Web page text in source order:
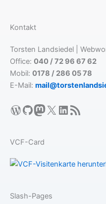
Kontakt
Torsten Landsiedel |
Office: 040 / 72 96 67 62
Mobil: 0178 / 286 05 78
E-Mail:
WordPress
GitHub
Mastodon
X LinkedIn
RSS-Feed
VCF-Card
Slash-Pages